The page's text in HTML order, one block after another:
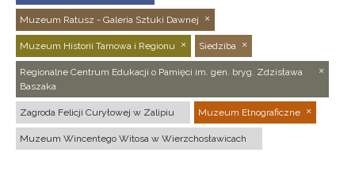
Muzeum Ratusz - Galeria Sztuki Dawnej
Muzeum Historii Tarnowa i Regionu Siedziba
Regionalne Centrum Edukacji o Pamięci im. gen. bryg. Zdzisława
Baszaka
Zagroda Felicji Curyłowej w Zalipiu Muzeum Etnograficzne
Muzeum Wincentego Witosa w Wierzchosławicach